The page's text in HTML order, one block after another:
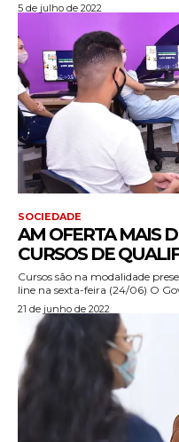
5 de julho de 2022
SOCIEDADE
AM OFERTA MAIS
CURSOS DE
Cursos são na modalidade
line na sexta-feira (24/06) O
21 de junho de 2022